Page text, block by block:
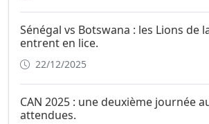
Sénégal vs Botswana : les Lions de
entrent en lice.
22/12/2025
CAN 2025 : une deuxième journée
attendues.